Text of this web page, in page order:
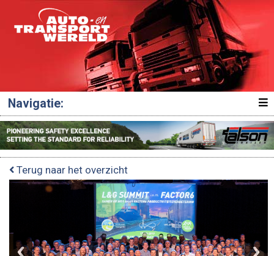
Navigatie:
Terug naar het overzicht